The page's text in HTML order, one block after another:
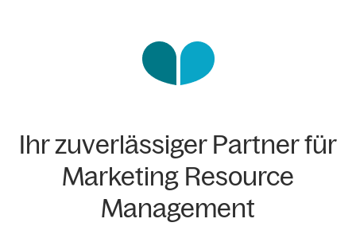
Ihr zuverlässiger Partner für
Marketing Resource
Management